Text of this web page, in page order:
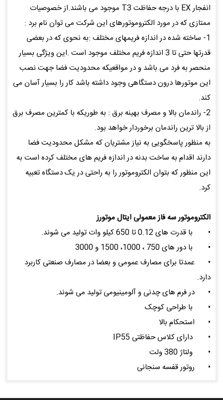
انفجار EX با درجه حفاظت T3 موجود می باشند.از خصوصیات
ممتازی که در مورد الکتروموتورهای این شرکت می توان نام برد :
1- ساخته شده در اندازه فریمهای مختلف :به نحوی که در بعضی
قدرتها حتی تا 3 اندازه فریم مختلف موجود است .این ویژگی بسیار
منحصر به فرد می باشد و در مواقعیکه محدودیت فضا جهت نصب
این موتورها درون دستگاهی وجود داشته باشد کار را بسیار آسان می
کند.
2- راندمان بالا و مصرف بهینه برق : به طوریکه با کمترین مصرف برق
از بالا ترین راندمان برخوردار خواهد بود.
به منظور پاسخگویی به نیاز مشتریان که مشکل محدودیت فضا
دارند اقدام به ساخت بدنه در اندازه فریم های مختلف کرده است به
این منظور که بتوان الکتروموتور را به راحتی در یک دستگاه تعبیه
کرد.
الکتروموتور سه فاز معمولی ایتال موتورز
•
با قدرت های 0.12 تا 650 کیلو وات تولید می شوند.
•
با دور های 750 ، 1000، 1500 و 3000
•
عمدتا برای مصارف عمومی و بعضا در مصارف صنعتی کاربرد
دارد.
•
در فرم های چدنی و آلومینیومی تولید می شوند.
•
با طراحی کوچک
•
استحکام بالا
•
دارای کلاس حفاظتی IP55
•
ولتاژ 380 ولت
•
روتور قفسه سنجانی